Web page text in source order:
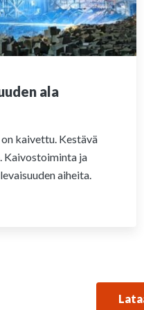
ala
kaivettu. Kestävä
Kaivostoiminta ja
aiheita.